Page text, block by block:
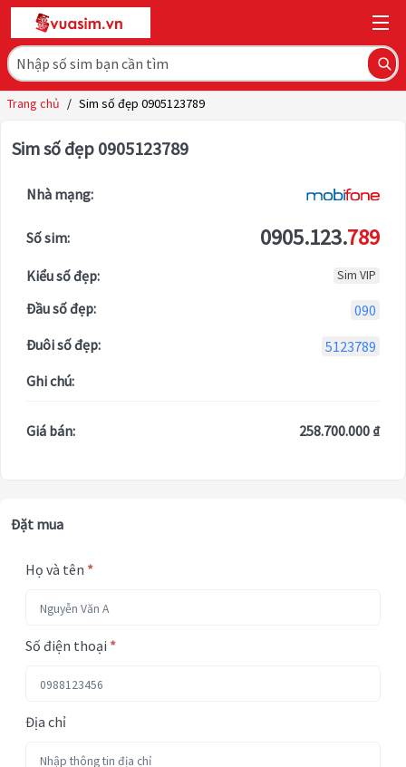
Trang chủ / Sim số đẹp 0905123789
Sim số đẹp 0905123789
Nhà mạng:
Số sim: 0905.123.789
Kiểu số đẹp: Sim VIP
Đầu số đẹp:
090
Đuôi số đẹp:
5123789
Ghi chú:
Giá bán: 258.700.000 ₫
Đặt mua
Họ và tên *
Số điện thoại *
Địa chỉ